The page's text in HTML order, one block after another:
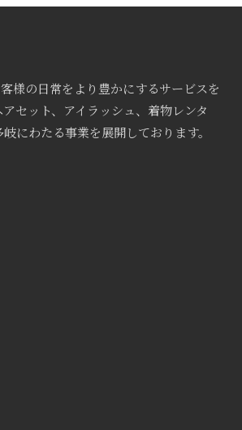
様の日常をより豊かにするサービスを
セット、アイラッシュ、着物レンタ
にわたる事業を展開しております。